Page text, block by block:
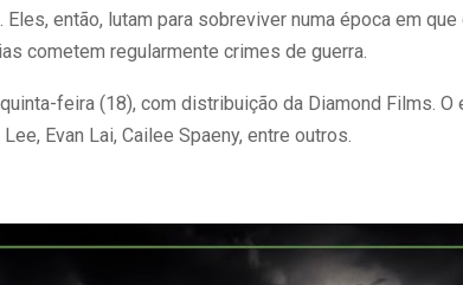
então, lutam para sobreviver numa época em
cometem regularmente crimes de guerra.
feira (18), com distribuição da Diamond Films. O
Evan Lai, Cailee Spaeny, entre outros.